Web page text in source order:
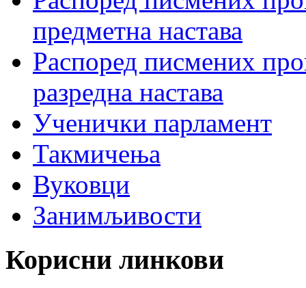
предметна настава
Распоред писмених
разредна настава
Ученички парламент
Такмичења
Вуковци
Занимљивости
Корисни линкови